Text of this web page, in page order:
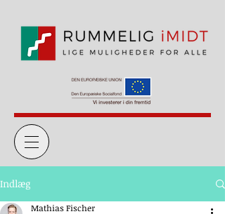
Indlæg
Mathias Fischer